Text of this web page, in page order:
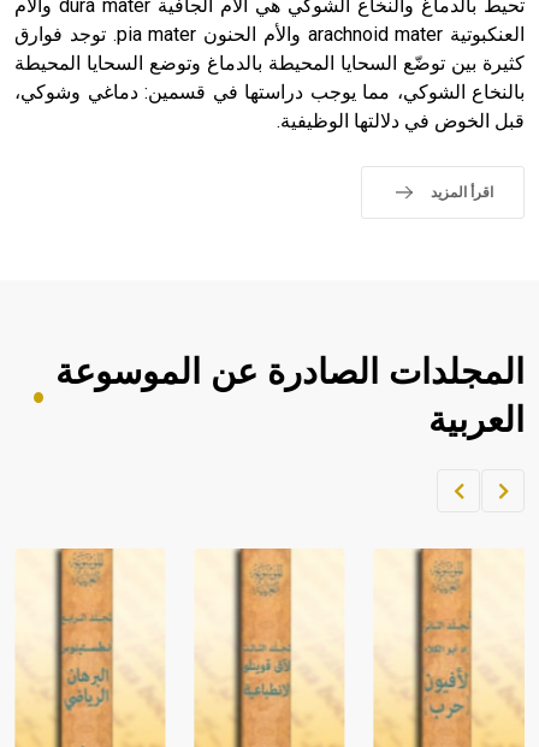
تحيط بالدماغ والنخاع الشوكي هي الأم الجافية dura mater والأم
العنكبوتية arachnoid mater والأم الحنون pia mater. توجد فوارق
كثيرة بين توضّع السحايا المحيطة بالدماغ وتوضع السحايا المحيطة
بالنخاع الشوكي، مما يوجب دراستها في قسمين: دماغي وشوكي،
قبل الخوض في دلالتها الوظيفية.
اقرأ المزيد
المجلدات الصادرة عن الموسوعة
العربية